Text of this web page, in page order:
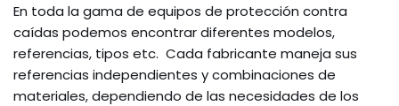
En toda la gama de equipos de protección contra
caídas podemos encontrar diferentes modelos,
referencias, tipos etc. Cada fabricante maneja sus
referencias independientes y combinaciones de
materiales, dependiendo de las necesidades de los